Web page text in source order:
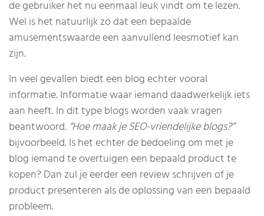
de gebruiker het nu eenmaal leuk vindt om te lezen.
Wel is het natuurlijk zo dat een bepaalde
amusementswaarde een aanvullend leesmotief kan
zijn.
In veel gevallen biedt een blog echter vooral
informatie. Informatie waar iemand daadwerkelijk iets
aan heeft. In dit type blogs worden vaak vragen
beantwoord. “Hoe maak je SEO-vriendelijke blogs?”
bijvoorbeeld. Is het echter de bedoeling om met je
blog iemand te overtuigen een bepaald product te
kopen? Dan zul je eerder een review schrijven of je
product presenteren als de oplossing van een bepaald
probleem.